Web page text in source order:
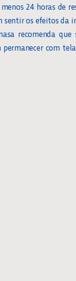
24 horas de
sentir os efeitos
recomenda
permanecer com